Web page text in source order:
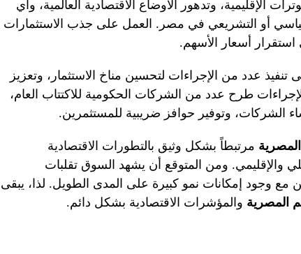
الإقليمية، وتدهور الأوضاع الاقتصادية العالمية، وأي
أو التشريعي في مصر. العمل على جذب الاستثمارات
أسعار الأسهم.
عدد من الإجراءات لتحسين مناخ الاستثمار، وتعزيز
طرح عدد من الشركات الحكومية للاكتتاب العام،
الشركات، وتوفير حوافز ضريبية للمستثمرين.
مرتبطاً بشكل وثيق بالتطورات الاقتصادية
والإقليمي. ومن المتوقع أن يشهد السوق تقلبات
وجود إمكانات نمو كبيرة على المدى الطويل. لذا، يبقى
المصرية والمؤشرات الاقتصادية بشكل دائم.